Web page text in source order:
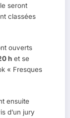
seront
classées
ouverts
h et se
« Fresques
ensuite
d’un jury